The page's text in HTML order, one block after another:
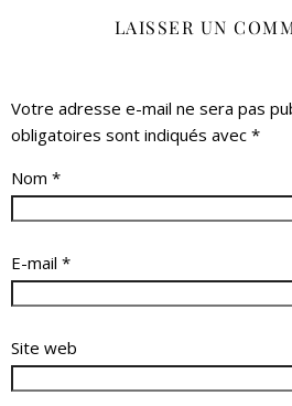
LAISSER UN
Votre adresse e-mail ne sera pas
obligatoires sont indiqués avec *
Nom *
E-mail *
Site web